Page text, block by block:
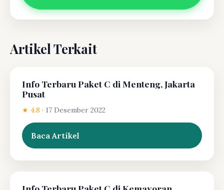
Artikel Terkait
Info Terbaru Paket C di Menteng, Jakarta
Pusat
★ 4.8 · 17 Desember 2022
Baca Artikel